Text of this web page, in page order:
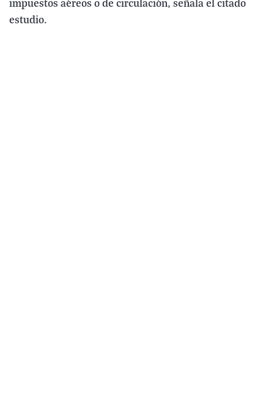
impuestos aéreos o de circulación, señala el citado
estudio.